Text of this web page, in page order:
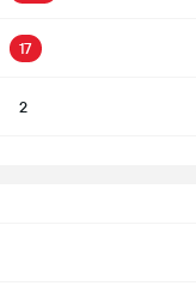
17
2